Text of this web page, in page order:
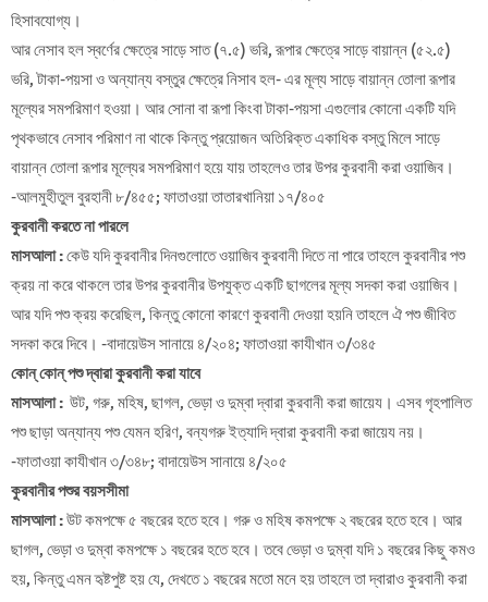
হিসাবযোগ্য।
আর নেসাব হল স্বর্ণের ক্ষেত্রে সাড়ে সাত (৭.৫) ভরি, রূপার ক্ষেত্রে সাড়ে বায়ান্ন (৫২.৫)
ভরি, টাকা-পয়সা ও অন্যান্য বস্তুর ক্ষেত্রে নিসাব হল- এর মূল্য সাড়ে বায়ান্ন তোলা রূপার
মূল্যের সমপরিমাণ হওয়া। আর সোনা বা রূপা কিংবা টাকা-পয়সা এগুলোর কোনো একটি যদি
পৃথকভাবে নেসাব পরিমাণ না থাকে কিন্তু প্রয়োজন অতিরিক্ত একাধিক বস্তু মিলে সাড়ে
বায়ান্ন তোলা রূপার মূল্যের সমপরিমাণ হয়ে যায় তাহলেও তার উপর কুরবানী করা ওয়াজিব।
-আলমুহীতুল বুরহানী ৮/৪৫৫; ফাতাওয়া তাতারখানিয়া ১৭/৪০৫
কুরবানী করতে না পারলে
মাসআলা :কেউ যদি কুরবানীর দিনগুলোতে ওয়াজিব কুরবানী দিতে না পারে তাহলে কুরবানীর পশু
ক্রয় না করে থাকলে তার উপর কুরবানীর উপযুক্ত একটি ছাগলের মূল্য সদকা করা ওয়াজিব।
আর যদি পশু ক্রয় করেছিল, কিন্তু কোনো কারণে কুরবানী দেওয়া হয়নি তাহলে ঐ পশু জীবিত
সদকা করে দিবে। -বাদায়েউস সানায়ে ৪/২০৪; ফাতাওয়া কাযীখান ৩/৩৪৫
কোন্ কোন্ পশু দ্বারা কুরবানী করা যাবে
মাসআলা : উট, গরু, মহিষ, ছাগল, ভেড়া ও দুম্বা দ্বারা কুরবানী করা জায়েয। এসব গৃহপালিত
পশু ছাড়া অন্যান্য পশু যেমন হরিণ, বন্যগরু ইত্যাদি দ্বারা কুরবানী করা জায়েয নয়।
-ফাতাওয়া কাযীখান ৩/৩৪৮; বাদায়েউস সানায়ে ৪/২০৫
কুরবানীর পশুর বয়সসীমা
মাসআলা :উট কমপক্ষে ৫ বছরের হতে হবে। গরু ও মহিষ কমপক্ষে ২ বছরের হতে হবে। আর
ছাগল, ভেড়া ও দুম্বা কমপক্ষে ১ বছরের হতে হবে। তবে ভেড়া ও দুম্বা যদি ১ বছরের কিছু কমও
হয়, কিন্তু এমন হৃষ্টপুষ্ট হয় যে, দেখতে ১ বছরের মতো মনে হয় তাহলে তা দ্বারাও কুরবানী করা